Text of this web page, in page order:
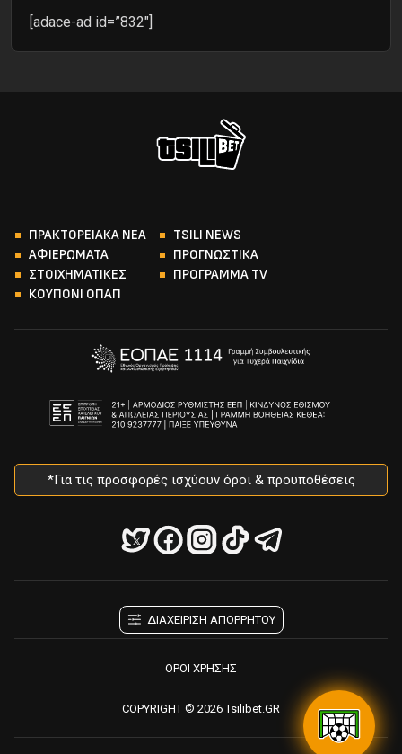
[adace-ad id=”832″]
ΠΡΑΚΤΟΡΕΙΑΚΑ ΝΕΑ
TSILI NEWS
ΑΦΙΕΡΩΜΑΤΑ
ΠΡΟΓΝΩΣΤΙΚΑ
ΣΤΟΙΧΗΜΑΤΙΚΕΣ
ΠΡΟΓΡΑΜΜΑ TV
ΚΟΥΠΟΝΙ ΟΠΑΠ
*Για τις προσφορές ισχύουν όροι & προυποθέσεις
ΔΙΑΧΕΙΡΙΣΗ ΑΠΟΡΡΗΤΟΥ
ΟΡΟΙ ΧΡΗΣΗΣ
COPYRIGHT © 2026 Tsilibet.GR